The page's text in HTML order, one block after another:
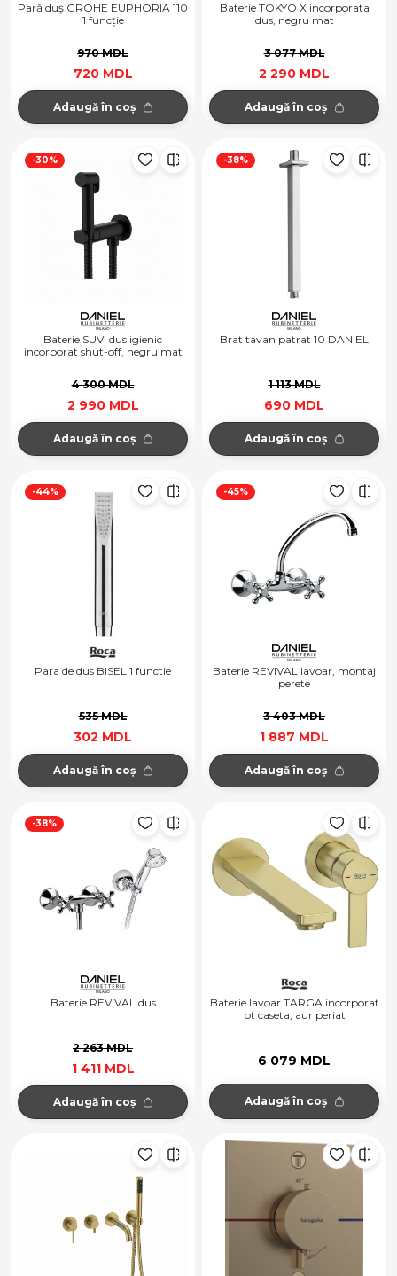
Pară duș GROHE EUPHORIA 110
1 funcție
970 MDL
720 MDL
Adaugă în coș
Baterie TOKYO X incorporata
dus, negru mat
3 077 MDL
2 290 MDL
Adaugă în coș
-30%
Baterie SUVI dus igienic
incorporat shut-off, negru mat
4 300 MDL
2 990 MDL
Adaugă în coș
-38%
Brat tavan patrat 10 DANIEL
1 113 MDL
690 MDL
Adaugă în coș
-44%
Para de dus BISEL 1 functie
535 MDL
302 MDL
Adaugă în coș
-45%
Baterie REVIVAL lavoar, montaj
perete
3 403 MDL
1 887 MDL
Adaugă în coș
-38%
Baterie REVIVAL dus
2 263 MDL
1 411 MDL
Adaugă în coș
Baterie lavoar TARGA incorporat
pt caseta, aur periat
6 079 MDL
Adaugă în coș